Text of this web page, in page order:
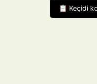
📋 Keçidi